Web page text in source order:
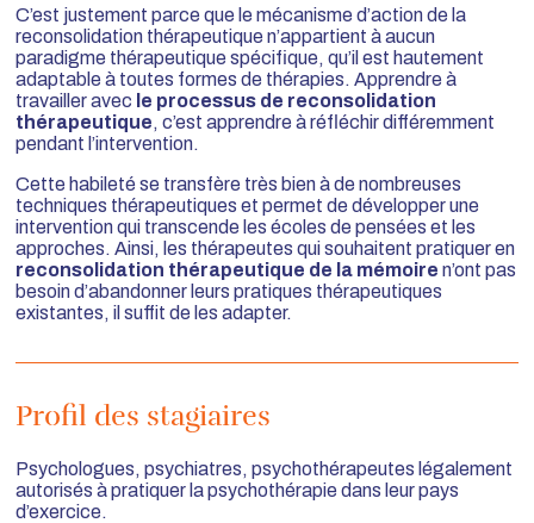
C’est justement parce que le mécanisme d’action de la
reconsolidation thérapeutique n’appartient à aucun
paradigme thérapeutique spécifique, qu’il est hautement
adaptable à toutes formes de thérapies. Apprendre à
travailler avec le processus de reconsolidation
thérapeutique, c’est apprendre à réfléchir différemment
pendant l’intervention.
Cette habileté se transfère très bien à de nombreuses
techniques thérapeutiques et permet de développer une
intervention qui transcende les écoles de pensées et les
approches. Ainsi, les thérapeutes qui souhaitent pratiquer en
reconsolidation thérapeutique de la mémoire n’ont pas
besoin d’abandonner leurs pratiques thérapeutiques
existantes, il suffit de les adapter.
Profil des stagiaires
Psychologues, psychiatres, psychothérapeutes légalement
autorisés à pratiquer la psychothérapie dans leur pays
d’exercice.